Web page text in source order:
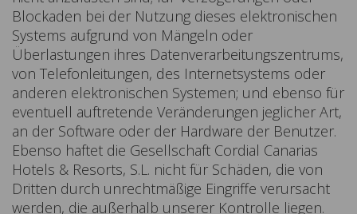
Blockaden bei der Nutzung dieses elektronischen
Systems aufgrund von Mängeln oder
Überlastungen ihres Datenverarbeitungszentrums,
von Telefonleitungen, des Internetsystems oder
anderen elektronischen Systemen; und ebenso für
eventuell auftretende Veränderungen jeglicher Art,
an der Software oder der Hardware der Benutzer.
Ebenso haftet die Gesellschaft Cordial Canarias
Hotels & Resorts, S.L. nicht für Schäden, die von
Dritten durch unrechtmäßige Eingriffe verursacht
werden, die außerhalb unserer Kontrolle liegen.